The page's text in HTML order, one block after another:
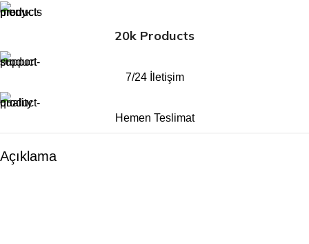
20k Products
7/24 İletişim
Hemen Teslimat
Açıklama